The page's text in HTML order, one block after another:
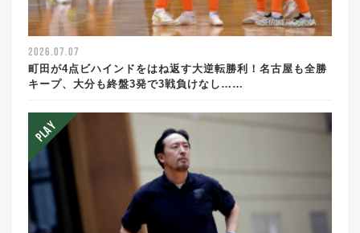
2026.07.07
町田が4点ビハインドをはね返す大逆転勝利！名古屋も全勝
キープ、大分も終盤3発で3戦負けなし……